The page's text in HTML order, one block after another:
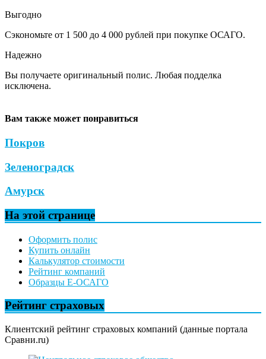
Выгодно
Сэкономьте от 1 500 до 4 000 рублей при покупке ОСАГО.
Надежно
Вы получаете оригинальный полис. Любая подделка
исключена.
Вам также может понравиться
Покров
Зеленоградск
Амурск
На этой странице
Оформить полис
Купить онлайн
Калькулятор стоимости
Рейтинг компаний
Образцы Е-ОСАГО
Рейтинг страховых
Клиентский рейтинг страховых компаний (данные портала
Сравни.ru)